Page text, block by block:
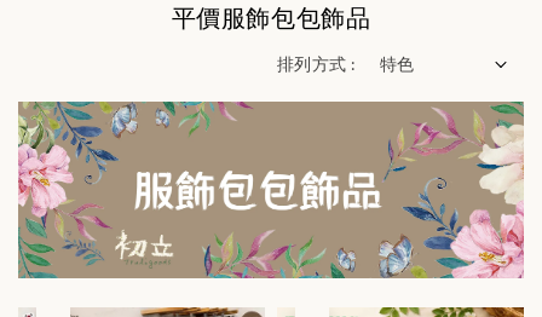
平價服飾包包飾品
排列方式 :